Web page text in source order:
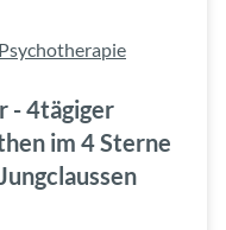
- 4tägiger
im 4 Sterne